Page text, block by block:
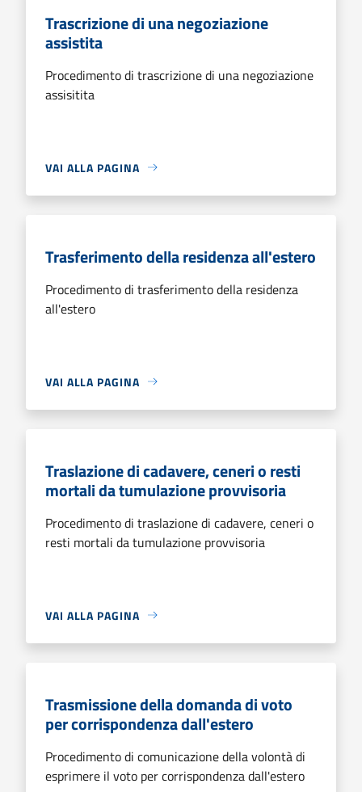
Trascrizione di una negoziazione
assistita
Procedimento di trascrizione di una negoziazione
assisitita
VAI ALLA PAGINA
Trasferimento della residenza all'estero
Procedimento di trasferimento della residenza
all'estero
VAI ALLA PAGINA
Traslazione di cadavere, ceneri o resti
mortali da tumulazione provvisoria
Procedimento di traslazione di cadavere, ceneri o
resti mortali da tumulazione provvisoria
VAI ALLA PAGINA
Trasmissione della domanda di voto
per corrispondenza dall'estero
Procedimento di comunicazione della volontà di
esprimere il voto per corrispondenza dall'estero